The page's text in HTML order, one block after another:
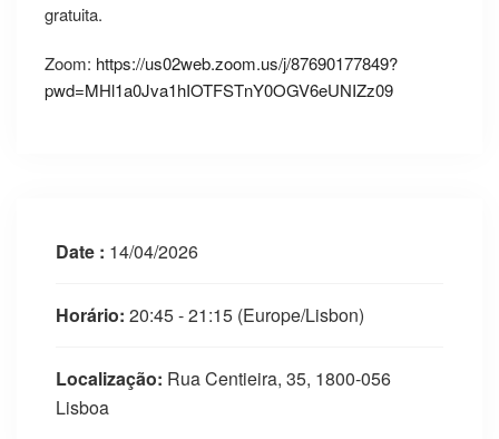
gratuita.
Zoom: https://us02web.zoom.us/j/87690177849?
pwd=MHl1a0Jva1hIOTFSTnY0OGV6eUNIZz09
Date : 14/04/2026
Horário: 20:45 - 21:15 (Europe/Lisbon)
Localização: Rua Centieira, 35, 1800-056
Lisboa